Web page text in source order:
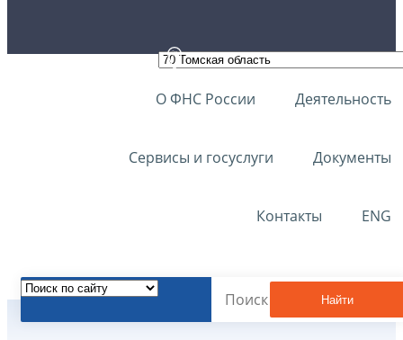
О ФНС России Деятельность
Сервисы и госуслуги Документы
Контакты ENG
Найти